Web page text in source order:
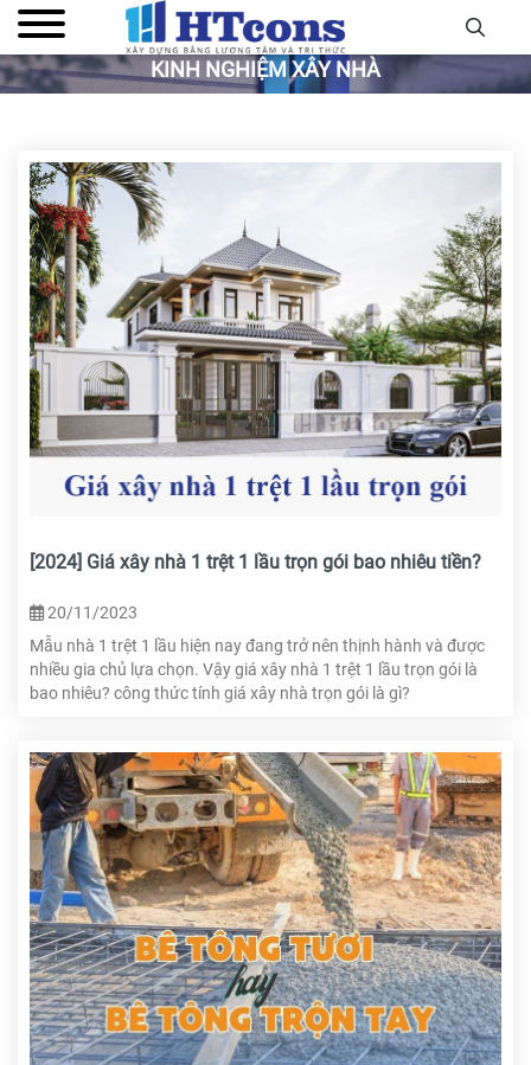
KINH NGHIỆM XÂY NHÀ
[2024] Giá xây nhà 1 trệt 1 lầu trọn gói bao nhiêu tiền?
20/11/2023
Mẫu nhà 1 trệt 1 lầu hiện nay đang trở nên thịnh hành và được
nhiều gia chủ lựa chọn. Vậy giá xây nhà 1 trệt 1 lầu trọn gói là
bao nhiêu? công thức tính giá xây nhà trọn gói là gì?